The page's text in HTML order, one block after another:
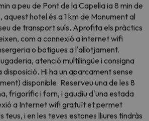
a peu de Pont de la Capella ia 8 min de
hotel és a 1 km de Monument al
de transport suís. Aprofita els pràctics
com a connexió a internet wifi
o botigues a l'allotjament.
atenció multilingüe i consigna
Hi ha un aparcament sense
disponible. Reserveu una de les 8
frigorífic i forn, i gaudiu d'una estada
a Internet wifi gratuït et permet
teus, i en les teves estones lliures tindràs